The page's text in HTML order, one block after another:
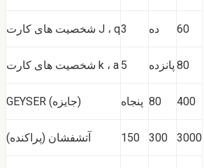
شخصیت های کارت J ، q3 ده 60
شخصیت های کارت k ، a 5 پانزده 80
GEYSER (جایزه) پنجاه 80 400
آتشفشان (پراکنده) 150 300 3000